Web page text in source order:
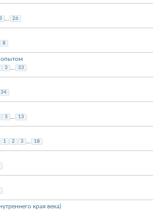
... 26
8
опытом
3 ... 33
34
3 ... 13
1 2 3 ... 18
края века)